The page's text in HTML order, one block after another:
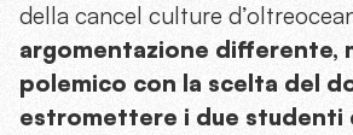
della cancel culture
argomentazione differente,
polemico con la scelta del
estromettere i due studenti